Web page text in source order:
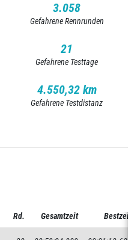
3.058
Gefahrene Rennrunden
21
Gefahrene Testtage
4.550,32 km
Gefahrene Testdistanz
Rd. Gesamtzeit Bestzeit